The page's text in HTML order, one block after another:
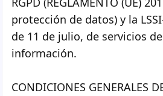
protección de datos) y la
de 11 de julio, de servicios
información.
CONDICIONES GENERALES